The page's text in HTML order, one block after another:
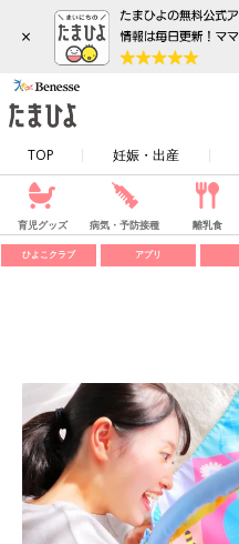
×
TOP 妊娠・出産
育児グッズ 病気・予防接種 離乳食
ひよこクラブ アプリ